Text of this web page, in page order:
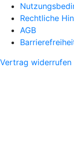
Rechtliche
AGB
Vertrag widerrufen